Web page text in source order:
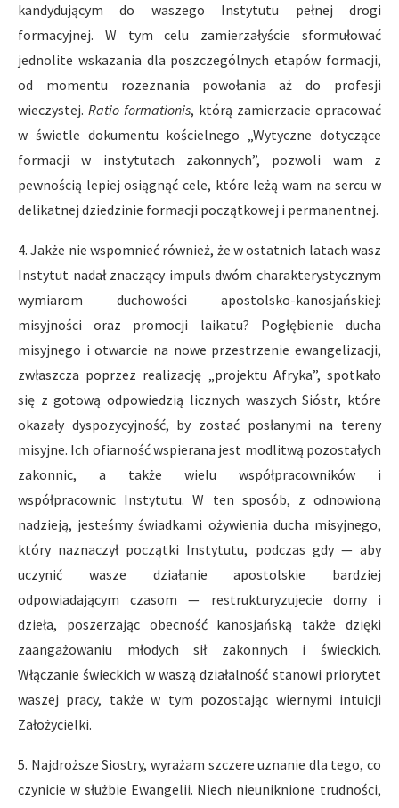
kandydującym do waszego Instytutu pełnej drogi
formacyjnej. W tym celu zamierzałyście sformułować
jednolite wskazania dla poszczególnych etapów formacji,
od momentu rozeznania powołania aż do profesji
wieczystej. Ratio formationis, którą zamierzacie opracować
w świetle dokumentu kościelnego „Wytyczne dotyczące
formacji w instytutach zakonnych”, pozwoli wam z
pewnością lepiej osiągnąć cele, które leżą wam na sercu w
delikatnej dziedzinie formacji początkowej i permanentnej.
4. Jakże nie wspomnieć również, że w ostatnich latach wasz
Instytut nadał znaczący impuls dwóm charakterystycznym
wymiarom duchowości apostolsko-kanosjańskiej:
misyjności oraz promocji laikatu? Pogłębienie ducha
misyjnego i otwarcie na nowe przestrzenie ewangelizacji,
zwłaszcza poprzez realizację „projektu Afryka”, spotkało
się z gotową odpowiedzią licznych waszych Sióstr, które
okazały dyspozycyjność, by zostać posłanymi na tereny
misyjne. Ich ofiarność wspierana jest modlitwą pozostałych
zakonnic, a także wielu współpracowników i
współpracownic Instytutu. W ten sposób, z odnowioną
nadzieją, jesteśmy świadkami ożywienia ducha misyjnego,
który naznaczył początki Instytutu, podczas gdy — aby
uczynić wasze działanie apostolskie bardziej
odpowiadającym czasom — restrukturyzujecie domy i
dzieła, poszerzając obecność kanosjańską także dzięki
zaangażowaniu młodych sił zakonnych i świeckich.
Włączanie świeckich w waszą działalność stanowi priorytet
waszej pracy, także w tym pozostając wiernymi intuicji
Założycielki.
5. Najdroższe Siostry, wyrażam szczere uznanie dla tego, co
czynicie w służbie Ewangelii. Niech nieuniknione trudności,